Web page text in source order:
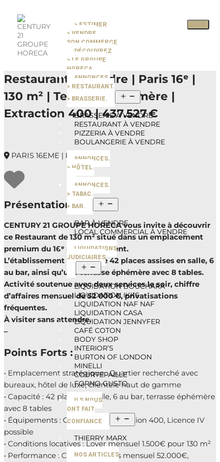
> ESTIMER
> VENDRE
SON COMMERCE
DÉCOUVREZ
> LE GROUPE
HORECA
ANNONCES.
> RESTAURANT.
> BRASSERIE.
BRASSERIE À VENDRE
RESTAURANT À VENDRE
PIZZERIA À VENDRE
BOULANGERIE À VENDRE
ANNONCES.
> HÔTEL.
ANNONCES.
> TABAC.
> BAR.
BAR À VENDRE
LOCAL COMMERCIAL À VENDRE
LIQUIDATIONS
JUDICIAIRES
LIQUIDATION BOUCHARA
LIQUIDATION IKKS
LIQUIDATION NAF NAF
LIQUIDATION CASA
LIQUIDATION JENNYFER
CAFÉ COTON
BODY SHOP
INTERIOR’S
BURTON OF LONDON
MINELLI
COURTEPAILLE
FORNO GUSTO
ILS NOUS
ONT FAIT
CONFIANCE
THIERRY MARX
NOS ARTICLES
Pause slide rotation
Resume slide rotation
Previous slide
Restaurant À Vendre | Paris 16ᵉ |
130 m² | Terrasse Éphémère |
Extraction 400 | 437.527 €
PARIS 16EME | PARIS
Présentation du bien
CENTURY 21 GROUPE HORECA vous invite à découvrir
ce Restaurant de 130 m² situé dans un emplacement
premium du 16ᵉ arrondissement.
L’établissement dispose de 42 places assises en salle, 6
au bar, ainsi qu’une terrasse éphémère avec 8 tables.
Activité soutenue avec deux services le soir, chiffre
d’affaires mensuel de 52 000 €, privatisations
fréquentes.
À visiter sans attendre.
–
Points Forts :
• Emplacement stratégique : Quartier recherché avec
bureaux, hôtel de luxe, clientèle haut de gamme
• Capacité : 42 places en salle, 6 au bar, terrasse éphémère
avec 8 tables
• Équipements : Cuisine avec extraction 400, Licence IV
possible
• Conditions locatives : Loyer mensuel 1.500€ pour 130 m²
• Performance : Chiffre d’affaires mensuel 52.000€,